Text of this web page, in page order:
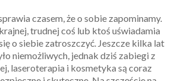
czasem, że o sobie zapominamy.
trudnej coś lub ktoś uświadamia
o siebie zatroszczyć. Jeszcze kilka lat
niemożliwych, jednak dziś zabiegi z
laseroterapia i kosmetyka są coraz